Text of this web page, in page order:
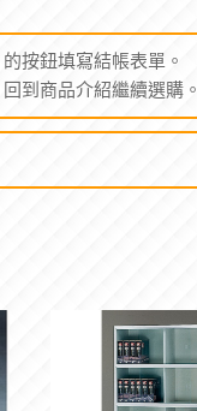
的按鈕填寫結帳表單。
回到商品介紹繼續選購。